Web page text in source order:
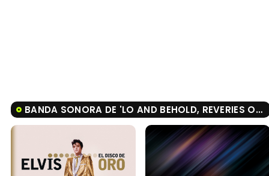
BANDA SONORA DE 'LO AND BEHOLD, REVERIES OF THE CONNECTED WORLD'